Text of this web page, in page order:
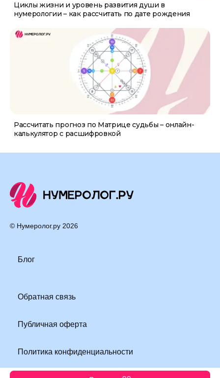
Циклы жизни и уровень развития души в
нумерологии – как рассчитать по дате рождения
Рассчитать прогноз по Матрице судьбы – онлайн-
калькулятор с расшифровкой
© Нумеролог.ру 2026
Блог
Обратная связь
Публичная оферта
Политика конфиденциальности